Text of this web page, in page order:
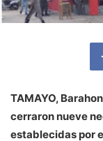
TAMAYO,
cerraron nueve
establecidas por